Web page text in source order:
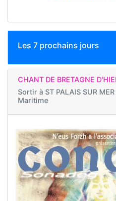
Les 7 prochains jours
CHANT DE BRETAGNE
Sortir à ST PALAIS SUR
Maritime